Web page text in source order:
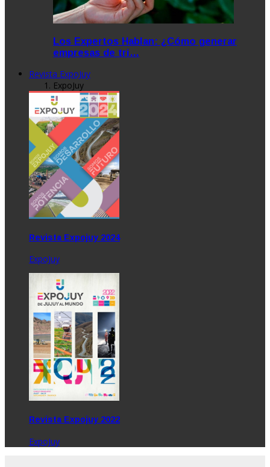
Los Expertos Hablan: ¿Cómo generar
empresas de tri…
Revista ExpoJuy
ExpoJuy
Revista Expojuy 2024
ExpoJuy
Revista Expojuy 2022
ExpoJuy